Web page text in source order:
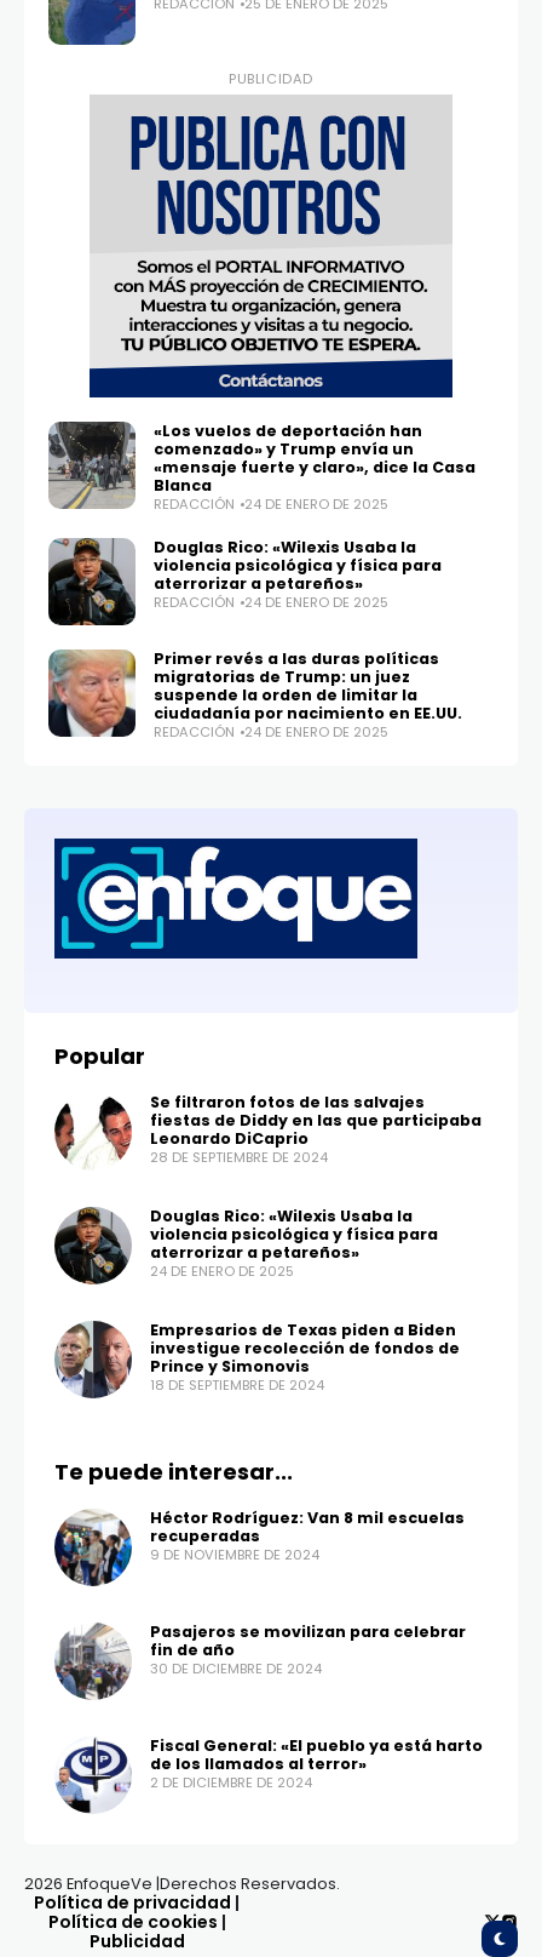
PUBLICIDAD
«Los vuelos de deportación han
comenzado» y Trump envía un
«mensaje fuerte y claro», dice la Casa
Blanca
REDACCIÓN 24 DE ENERO DE 2025
Douglas Rico: «Wilexis Usaba la
violencia psicológica y física para
aterrorizar a petareños»
REDACCIÓN 24 DE ENERO DE 2025
Primer revés a las duras políticas
migratorias de Trump: un juez
suspende la orden de limitar la
ciudadanía por nacimiento en EE.UU.
REDACCIÓN 24 DE ENERO DE 2025
Popular
Se filtraron fotos de las salvajes
fiestas de Diddy en las que participaba
Leonardo DiCaprio
28 DE SEPTIEMBRE DE 2024
Douglas Rico: «Wilexis Usaba la
violencia psicológica y física para
aterrorizar a petareños»
24 DE ENERO DE 2025
Empresarios de Texas piden a Biden
investigue recolección de fondos de
Prince y Simonovis
18 DE SEPTIEMBRE DE 2024
Te puede interesar...
Héctor Rodríguez: Van 8 mil escuelas
recuperadas
9 DE NOVIEMBRE DE 2024
Pasajeros se movilizan para celebrar
fin de año
30 DE DICIEMBRE DE 2024
Fiscal General: «El pueblo ya está harto
de los llamados al terror»
2 DE DICIEMBRE DE 2024
2026 EnfoqueVe |Derechos Reservados.
Política de privacidad |
Política de cookies |
Publicidad